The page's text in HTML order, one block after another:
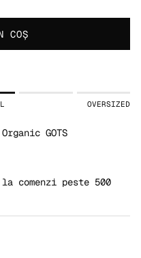
COŞ
OVERSIZED
GOTS
comenzi peste 500